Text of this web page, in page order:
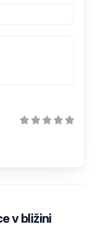
v bližini